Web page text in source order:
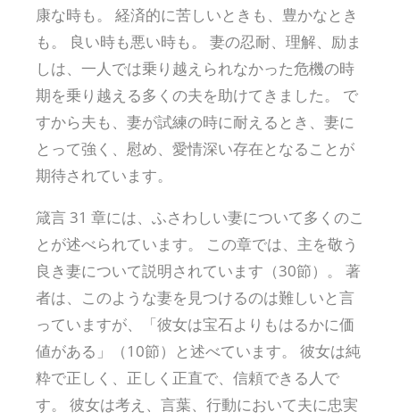
康な時も。 経済的に苦しいときも、豊かなとき
も。 良い時も悪い時も。 妻の忍耐、理解、励ま
しは、一人では乗り越えられなかった危機の時
期を乗り越える多くの夫を助けてきました。 で
すから夫も、妻が試練の時に耐えるとき、妻に
とって強く、慰め、愛情深い存在となることが
期待されています。
箴言 31 章には、ふさわしい妻について多くのこ
とが述べられています。 この章では、主を敬う
良き妻について説明されています（30節）。 著
者は、このような妻を見つけるのは難しいと言
っていますが、「彼女は宝石よりもはるかに価
値がある」（10節）と述べています。 彼女は純
粋で正しく、正しく正直で、信頼できる人で
す。 彼女は考え、言葉、行動において夫に忠実